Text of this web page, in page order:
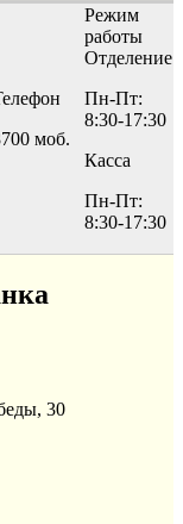
моб.
Режим
работы
Отделение
Пн-Пт:
8:30-17:30
Касса
Пн-Пт:
8:30-17:30
30